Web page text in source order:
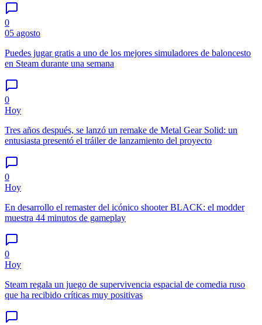
0
05 agosto
Puedes jugar gratis a uno de los mejores simuladores de baloncesto
en Steam durante una semana
0
Hoy
Tres años después, se lanzó un remake de Metal Gear Solid: un
entusiasta presentó el tráiler de lanzamiento del proyecto
0
Hoy
En desarrollo el remaster del icónico shooter BLACK: el modder
muestra 44 minutos de gameplay
0
Hoy
Steam regala un juego de supervivencia espacial de comedia ruso
que ha recibido críticas muy positivas